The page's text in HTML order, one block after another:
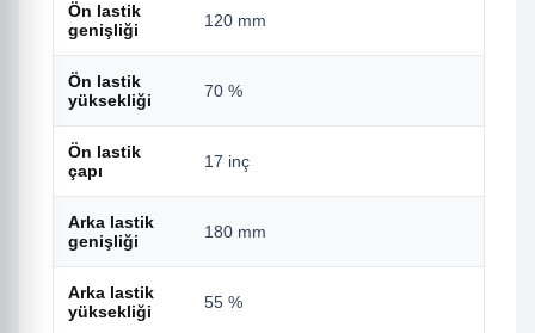
Ön lastik
genişliği
120 mm
Ön lastik
yüksekliği
70 %
Ön lastik
çapı
17 inç
Arka lastik
genişliği
180 mm
Arka lastik
yüksekliği
55 %